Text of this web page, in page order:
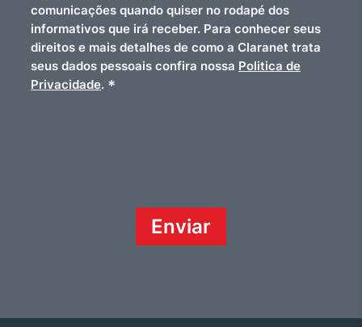
comunicações quando quiser no rodapé dos
informativos que irá receber. Para conhecer seus
direitos e mais detalhes de como a Claranet trata
seus dados pessoais confira nossa Politica de
Privacidade. *